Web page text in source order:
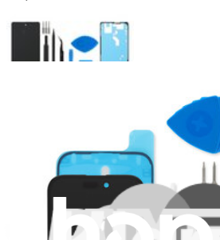
Schermo Google Pixel 6a -
Sostituisci lo schermo digitalizzatore di
Google Pixel 6a. Display OLED da 6,1